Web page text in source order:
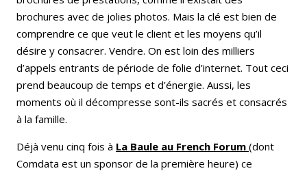
brochures avec de jolies photos. Mais la clé est bien de
comprendre ce que veut le client et les moyens qu’il
désire y consacrer. Vendre. On est loin des milliers
d’appels entrants de période de folie d’internet. Tout ceci
prend beaucoup de temps et d’énergie. Aussi, les
moments où il décompresse sont-ils sacrés et consacrés
à la famille.
Déjà venu cinq fois à La Baule au French Forum (dont
Comdata est un sponsor de la première heure) ce